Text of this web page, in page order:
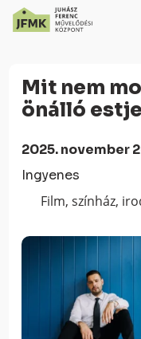
Content
navigációhoz
Mit nem mondok! – Kiss Ádám
önálló estje
2025. november
Ingyenes
Film, színház,